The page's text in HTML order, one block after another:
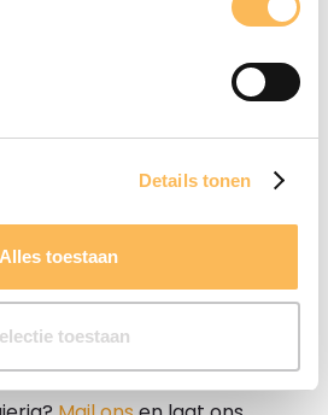
Details tonen
Alles toestaan
toestaan